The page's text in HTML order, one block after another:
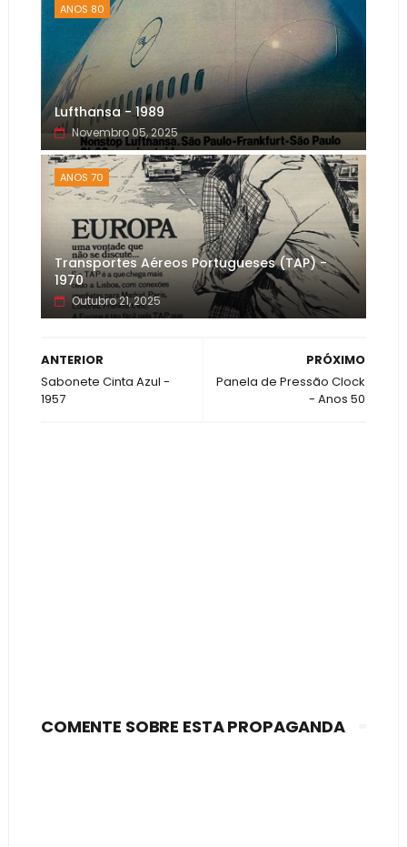
ANOS 80
Lufthansa - 1989
Novembro 05, 2025
ANOS 70
Transportes Aéreos Portugueses (TAP) -
1970
Outubro 21, 2025
PRÓXIMO
Panela de Pressão Clock
- Anos 50
ANTERIOR
Sabonete Cinta Azul -
1957
COMENTE SOBRE ESTA PROPAGANDA